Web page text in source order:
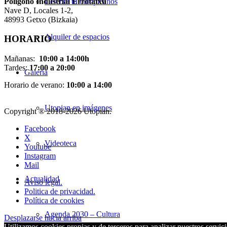
Alquiler de espacios
Galería
Utopian en imágenes
Videoteca
Actualidad
Agenda 2030 – Cultura
Nave D, Locales 1-2,
48993 Getxo (Bizkaia)
HORARIO
Mañanas: 10:00 a 14:00h
Tardes:17:00 a 20:00
Horario de verano: 10:00 a 14:00
Copyright ® 2018-2026 Utopian.
Facebook
X
Youtube
Instagram
Mail
Aviso legal.
Politica de privacidad.
Política de cookies
Desplazarse hacia arriba